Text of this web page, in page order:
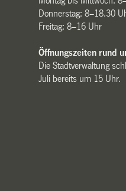
Donnerstag: 8–18.30
Freitag: 8–16 Uhr
Öffnungszeiten rund
Die Stadtverwaltung
Juli bereits um 15 Uhr.